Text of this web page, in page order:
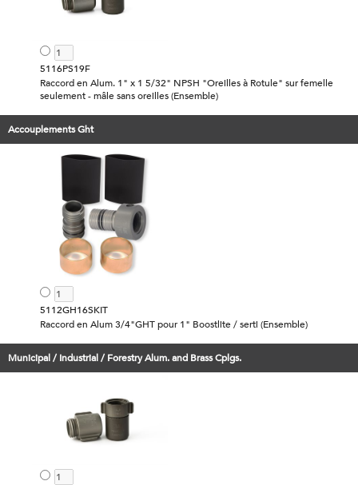
5116PS19F
Raccord en Alum. 1" x 1 5/32" NPSH "Oreilles à Rotule" sur femelle
seulement - mâle sans oreilles (Ensemble)
Accouplements Ght
5112GH16SKIT
Raccord en Alum 3/4"GHT pour 1" Boostlite / serti (Ensemble)
Municipal / Industrial / Forestry Alum. and Brass Cplgs.